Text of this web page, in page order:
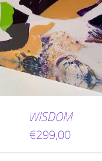
WISDOM
€299,00